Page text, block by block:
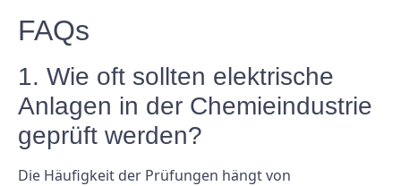
FAQs
1. Wie oft sollten elektrische
Anlagen in der Chemieindustrie
geprüft werden?
Die Häufigkeit der Prüfungen hängt von